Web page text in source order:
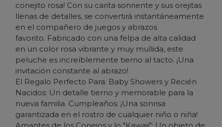
conejito rosa! Con su carita sonriente y sus orejitas
llenas de detalles, se convertirá instantáneamente
en el compañero de juegos y abrazos
favorito. Fabricado con una felpa de alta calidad
en un color rosa vibrante y muy mullida, este
peluche es increíblemente tierno al tacto. ¡Una
invitación constante al abrazo!
El Regalo Perfecto Para: Baby Showers y Recién
Nacidos: Un detalle tierno y memorable para la
nueva familia. Cumpleaños: ¡Una sonrisa
garantizada en el rostro de cualquier niño o niña!